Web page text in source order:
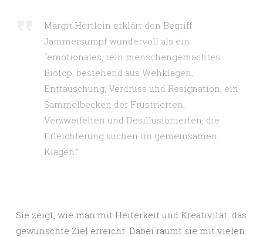
Margit Hertlein erklärt den Begriff
Jammersumpf wundervoll als ein
“emotionales, rein menschengemachtes
Biotop, bestehend aus Wehklagen,
Enttäuschung, Verdruss und Resignation, ein
Sammelbecken der Frustrierten,
Verzweifelten und Desillusionierten, die
Erleichterung suchen im gemeinsamen
Klagen.”
Sie zeigt, wie man mit Heiterkeit und Kreativität das
gewünschte Ziel erreicht. Dabei räumt sie mit vielen